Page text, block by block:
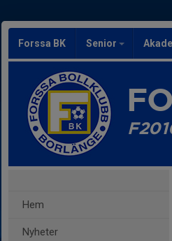
Forssa BK Senior
Hem
Nyheter